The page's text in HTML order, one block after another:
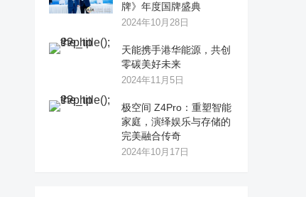
牌》年度国牌盛典
2024年10月28日
天能携手港华能源，共创
零碳美好未来
2024年11月5日
极空间 Z4Pro：重塑智能
家庭，演绎娱乐与存储的
完美融合传奇
2024年10月17日